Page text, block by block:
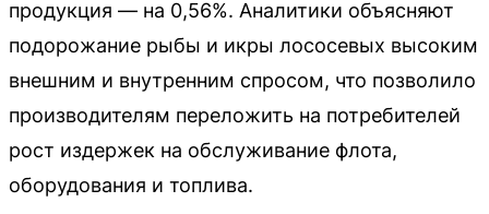
продукция — на 0,56%. Аналитики объясняют
подорожание рыбы и икры лососевых высоким
внешним и внутренним спросом, что позволило
производителям переложить на потребителей
рост издержек на обслуживание флота,
оборудования и топлива.